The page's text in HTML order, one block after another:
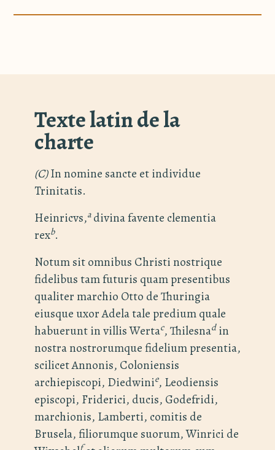
Texte latin de la
charte
(C)In nomine sancte et individue
Trinitatis.
Heinricvs,a divina favente clementia
rexb.
Notum sit omnibus Christi nostrique
fidelibus tam futuris quam presentibus
qualiter marchio Otto de Thuringia
eiusque uxor Adela tale predium quale
habuerunt in villis Wertac, Thilesnadin
nostra nostrorumque fidelium presentia,
scilicet Annonis, Coloniensis
archiepiscopi, Diedwinie, Leodiensis
episcopi, Friderici, ducis, Godefridi,
marchionis, Lamberti, comitis de
Brusela, filiorumque suorum, Winrici de